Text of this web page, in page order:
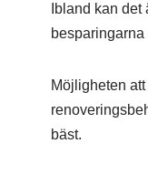
Ibland kan
Möjligheten att
bäst.